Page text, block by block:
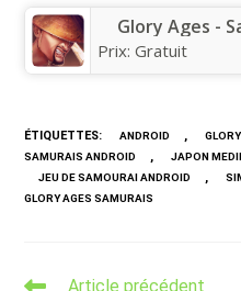
Glory Ages -
Prix:Gratuit
ÉTIQUETTES: ANDROID ,
SAMURAIS ANDROID
, JAPON
JEU DE SAMOURAI ANDROID ,
GLORY AGES SAMURAIS
Read
Article précédent